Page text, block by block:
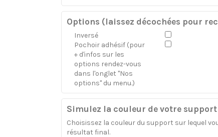
Options (laissez décochées pour
Inversé
Pochoir adhésif (pour
+ d'infos sur les
options rendez-vous
dans l'onglet "Nos
options" du menu.)
Simulez la couleur de votre support
Choisissez la couleur du support sur lequel
résultat final.